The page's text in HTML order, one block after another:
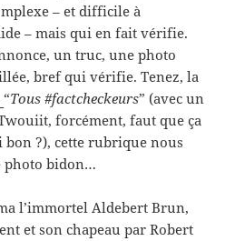
– et difficile à
– mais qui en fait vérifie.
un truc, une photo
bref qui vérifie. Tenez, la
“Tous #factcheckeurs” (avec un
forcément, faut que ça
?), cette rubrique nous
photo bidon…
l’immortel Aldebert Brun,
et son chapeau par Robert